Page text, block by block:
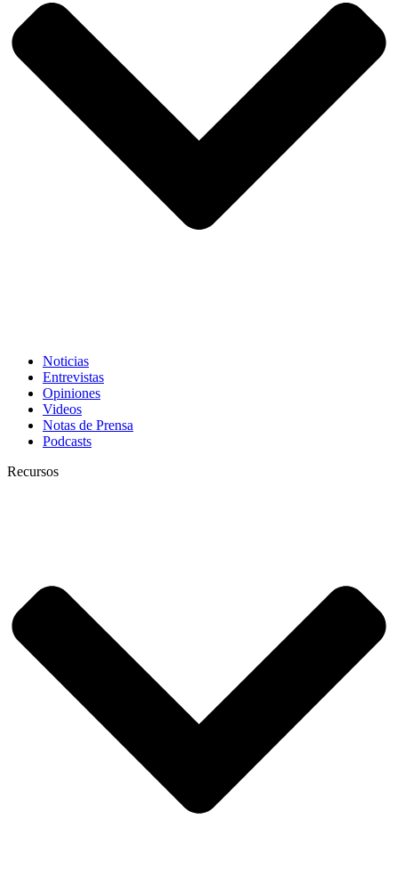
Noticias
Entrevistas
Opiniones
Videos
Notas de Prensa
Podcasts
Recursos